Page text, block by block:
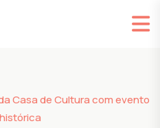
Casa de Cultura com evento